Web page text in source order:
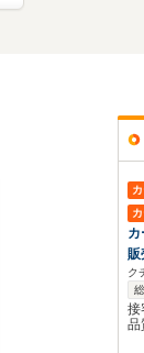
販
ク
接
品